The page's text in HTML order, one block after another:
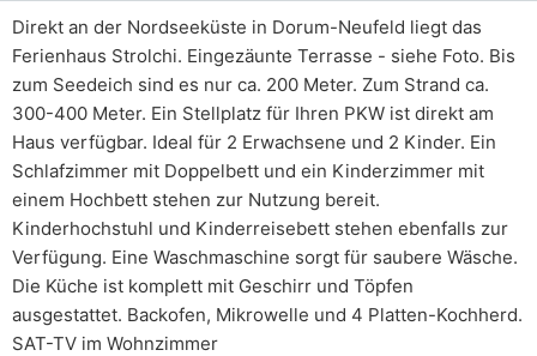
Direkt an der Nordseeküste in Dorum-Neufeld liegt das
Ferienhaus Strolchi. Eingezäunte Terrasse - siehe Foto. Bis
zum Seedeich sind es nur ca. 200 Meter. Zum Strand ca.
300-400 Meter. Ein Stellplatz für Ihren PKW ist direkt am
Haus verfügbar. Ideal für 2 Erwachsene und 2 Kinder. Ein
Schlafzimmer mit Doppelbett und ein Kinderzimmer mit
einem Hochbett stehen zur Nutzung bereit.
Kinderhochstuhl und Kinderreisebett stehen ebenfalls zur
Verfügung. Eine Waschmaschine sorgt für saubere Wäsche.
Die Küche ist komplett mit Geschirr und Töpfen
ausgestattet. Backofen, Mikrowelle und 4 Platten-Kochherd.
SAT-TV im Wohnzimmer